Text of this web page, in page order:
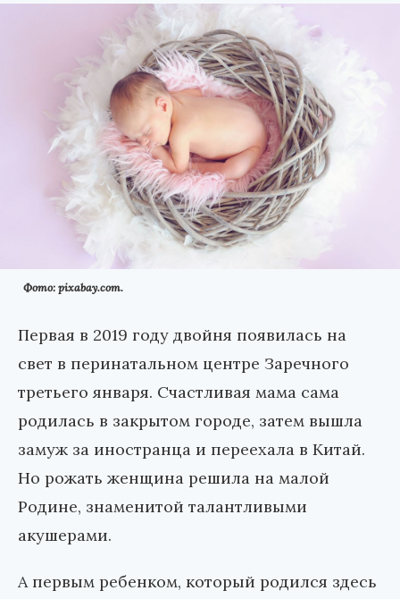
Фото: pixabay.com.
Первая в 2019 году двойня появилась на
свет в перинатальном центре Заречного
третьего января. Счастливая мама сама
родилась в закрытом городе, затем вышла
замуж за иностранца и переехала в Китай.
Но рожать женщина решила на малой
Родине, знаменитой талантливыми
акушерами.
А первым ребенком, который родился здесь